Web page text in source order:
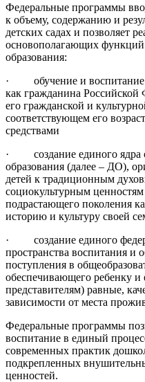
Федеральные программы
к объему, содержанию и
детских садах и позволяет
основополагающих
образования:
· обучение и воспитание
как гражданина
его гражданской и
соответствующем его
средствами
· создание единого ядра
образования (далее – ДО),
детей к традиционным
социокультурным
подрастающего поколения
историю и культуру своей
· создание единого
пространства воспитания и
поступления в
обеспечивающего ребенку и
представителям) равные,
зависимости от места
Федеральные программы
воспитание в единый
современных практик
подкрепленных
ценностей.